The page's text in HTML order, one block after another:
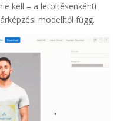
kell – a letöltésenkénti
modelltől függ.